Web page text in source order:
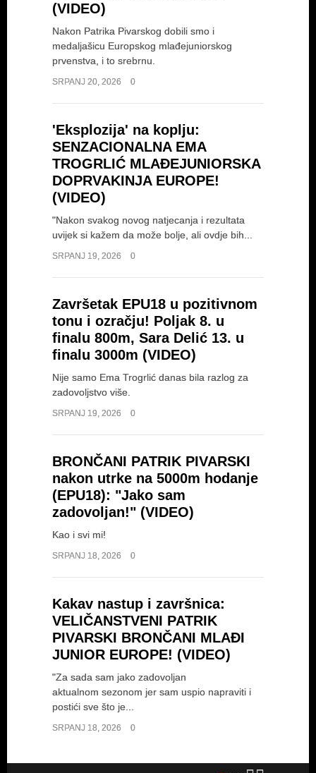
(VIDEO)
Nakon Patrika Pivarskog dobili smo i
medaljašicu Europskog mlađejuniorskog
prvenstva, i to srebrnu.
SRPANJ 20, 2026 0
'Eksplozija' na koplju:
SENZACIONALNA EMA
TROGRLIĆ MLAĐEJUNIORSKA
DOPRVAKINJA EUROPE!
(VIDEO)
"Nakon svakog novog natjecanja i rezultata
uvijek si kažem da može bolje, ali ovdje bih...
SRPANJ 19, 2026 0
Završetak EPU18 u pozitivnom
tonu i ozračju! Poljak 8. u
finalu 800m, Sara Delić 13. u
finalu 3000m (VIDEO)
Nije samo Ema Trogrlić danas bila razlog za
zadovoljstvo više.
SRPANJ 19, 2026 0
BRONČANI PATRIK PIVARSKI
nakon utrke na 5000m hodanje
(EPU18): "Jako sam
zadovoljan!" (VIDEO)
Kao i svi mi!
SRPANJ 18, 2026 0
Kakav nastup i završnica:
VELIČANSTVENI PATRIK
PIVARSKI BRONČANI MLAĐI
JUNIOR EUROPE! (VIDEO)
"Za sada sam jako zadovoljan
aktualnom sezonom jer sam uspio napraviti i
postići sve što je...
SRPANJ 18, 2026 0